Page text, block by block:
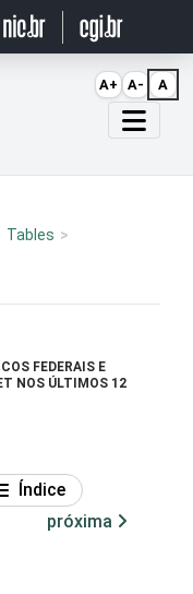
Tables
FEDERAIS E
NOS ÚLTIMOS 12
Índice
próxima
A+ A- A